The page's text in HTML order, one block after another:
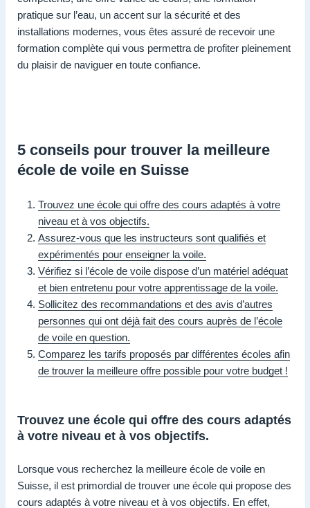
pratique sur l’eau, un accent sur la sécurité et des
installations modernes, vous êtes assuré de recevoir une
formation complète qui vous permettra de profiter pleinement
du plaisir de naviguer en toute confiance.
5 conseils pour trouver la meilleure
école de voile en Suisse
Trouvez une école qui offre des cours adaptés à votre
niveau et à vos objectifs.
Assurez-vous que les instructeurs sont qualifiés et
expérimentés pour enseigner la voile.
Vérifiez si l’école de voile dispose d’un matériel adéquat
et bien entretenu pour votre apprentissage de la voile.
Sollicitez des recommandations et des avis d’autres
personnes qui ont déjà fait des cours auprès de l’école
de voile en question.
Comparez les tarifs proposés par différentes écoles afin
de trouver la meilleure offre possible pour votre budget !
Trouvez une école qui offre des cours adaptés
à votre niveau et à vos objectifs.
Lorsque vous recherchez la meilleure école de voile en
Suisse, il est primordial de trouver une école qui propose des
cours adaptés à votre niveau et à vos objectifs. En effet,